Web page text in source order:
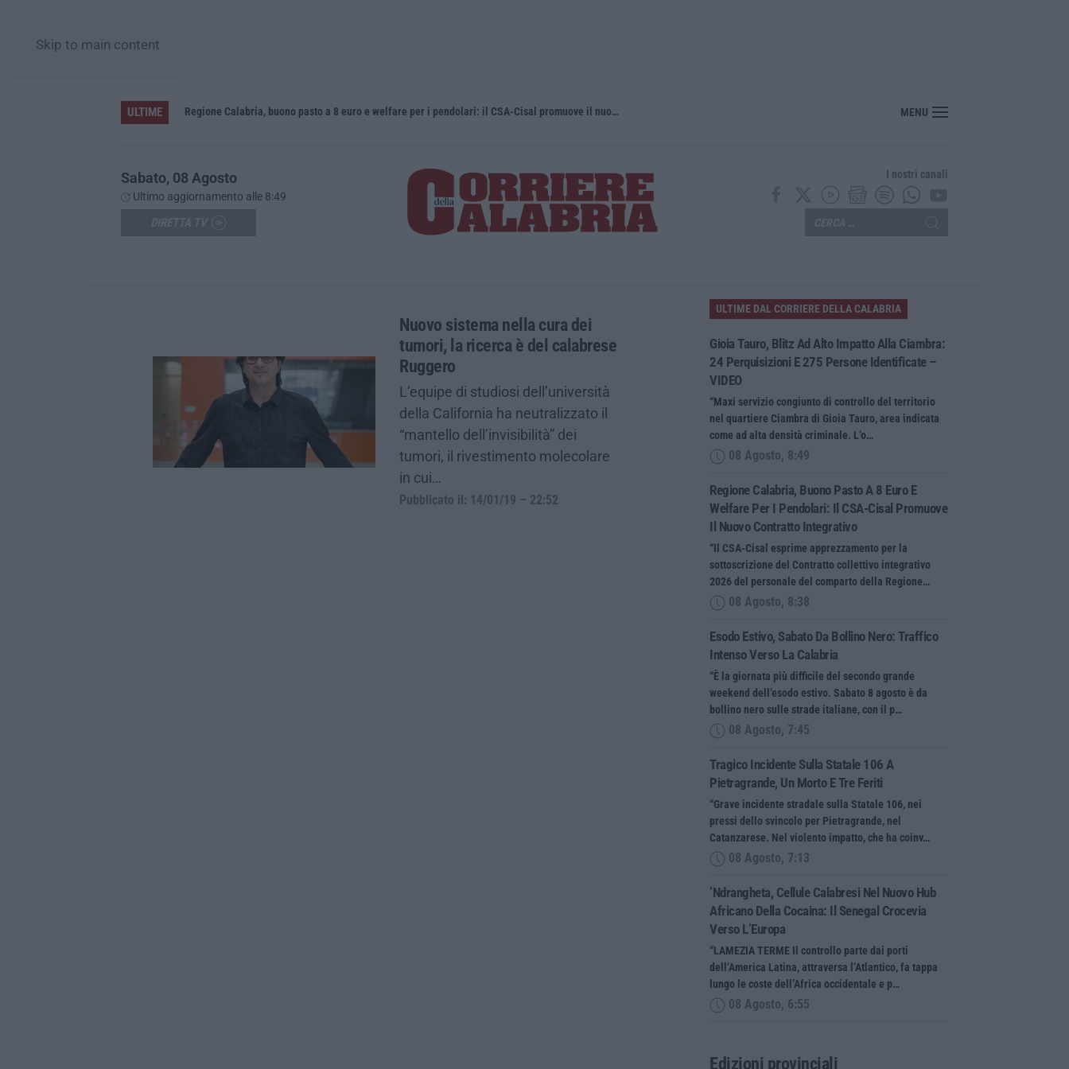
Skip to main content
ULTIME
Gioia Tauro, blitz ad alto impatto alla Ciambra: 24 perquisizioni e 275 persone identificate – VIDEO Regione Calabria, buono pasto a 8 euro e welfare per i pendolari: il CSA-Cisal promuove il nuovo contratto integrativo Esodo estivo, sabato da bollino nero: traffico intenso verso la Calabria
MENU
Sabato, 08 Agosto
Ultimo aggiornamento alle 8:49
I nostri canali
Nuovo sistema nella cura dei
tumori, la ricerca è del calabrese
Ruggero
L’equipe di studiosi dell’università
della California ha neutralizzato il
“mantello dell’invisibilità” dei
tumori, il rivestimento molecolare
in cui…
Pubblicato il: 14/01/19 – 22:52
ULTIME DAL CORRIERE DELLA CALABRIA
Gioia Tauro, Blitz Ad Alto Impatto Alla Ciambra:
24 Perquisizioni E 275 Persone Identificate –
VIDEO
“Maxi servizio congiunto di controllo del territorio
nel quartiere Ciambra di Gioia Tauro, area indicata
come ad alta densità criminale. L’o…
08 Agosto, 8:49
Regione Calabria, Buono Pasto A 8 Euro E
Welfare Per I Pendolari: Il CSA-Cisal Promuove
Il Nuovo Contratto Integrativo
“Il CSA-Cisal esprime apprezzamento per la
sottoscrizione del Contratto collettivo integrativo
2026 del personale del comparto della Regione…
08 Agosto, 8:38
Esodo Estivo, Sabato Da Bollino Nero: Traffico
Intenso Verso La Calabria
“È la giornata più difficile del secondo grande
weekend dell’esodo estivo. Sabato 8 agosto è da
bollino nero sulle strade italiane, con il p…
08 Agosto, 7:45
Tragico Incidente Sulla Statale 106 A
Pietragrande, Un Morto E Tre Feriti
“Grave incidente stradale sulla Statale 106, nei
pressi dello svincolo per Pietragrande, nel
Catanzarese. Nel violento impatto, che ha coinv…
08 Agosto, 7:13
’Ndrangheta, Cellule Calabresi Nel Nuovo Hub
Africano Della Cocaina: Il Senegal Crocevia
Verso L’Europa
“LAMEZIA TERME Il controllo parte dai porti
dell’America Latina, attraversa l’Atlantico, fa tappa
lungo le coste dell’Africa occidentale e p…
08 Agosto, 6:55
Edizioni provinciali